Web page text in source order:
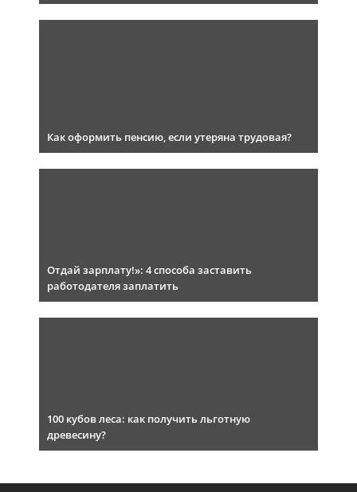
Как оформить пенсию, если утеряна трудовая?
Отдай зарплату!»: 4 способа заставить
работодателя заплатить
100 кубов леса: как получить льготную
древесину?